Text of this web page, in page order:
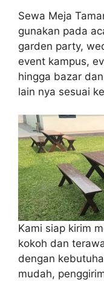
Sewa Meja
gunakan pada
garden party,
event kampus,
hingga bazar
lain nya sesuai
Kami siap kirim
kokoh dan
dengan
mudah,